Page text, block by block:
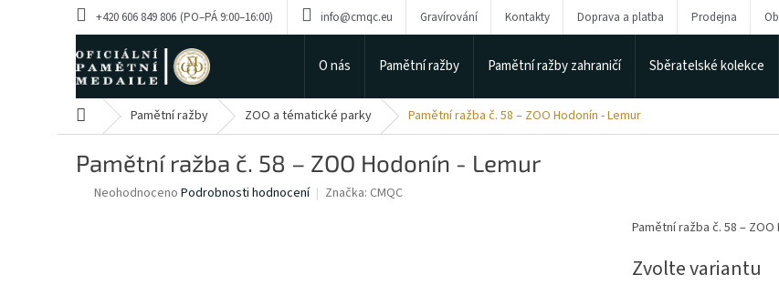
+420 606 849 806 info@cmqc.eu Gravírování Kontakty Doprava a platba Prodejna
O nás Pamětní ražby Pamětní ražby zahraničí Sběratelské kolekce
Domů Pamětní ražby ZOO a tématické parky Pamětní ražba č. 58 – ZOO Hodonín - Lemur
Pamětní ražba č. 58 – ZOO Hodonín - Lemur
Průměrné
Neohodnoceno Podrobnosti hodnocení Značka: CMQC
Zvolte variantu
Pamětní ražba č. 58 –